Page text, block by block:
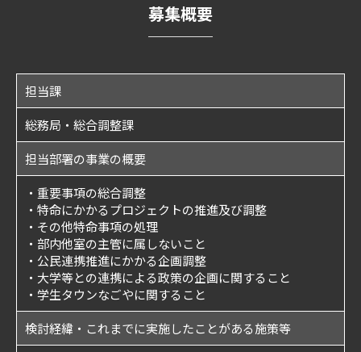
募集概要
担当課
総務局・総合調整課
担当部署の事業の概要
・重要事項の総合調整
・特命にかかるプロジェクトの推進及び調整
・その他特命事項の処理
・部内他室の主管に属しないこと
・公民連携推進にかかる企画調整
・大学等との連携による政策の企画に関すること
・学生タウンなごやに関すること
検討経緯・これまでに実施したことがある施策等